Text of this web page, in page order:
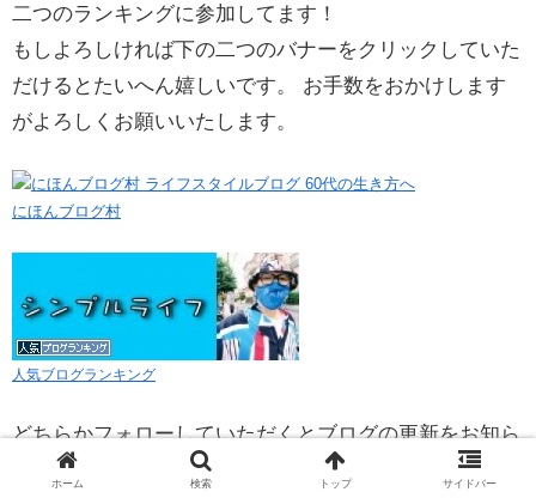
二つのランキングに参加してます！
もしよろしければ下の二つのバナーをクリックしていた
だけるとたいへん嬉しいです。 お手数をおかけします
がよろしくお願いいたします。
にほんブログ村
人気ブログランキング
どちらかフォローしていただくとブログの更新をお知ら
せします！
ホーム 検索 トップ サイドバー